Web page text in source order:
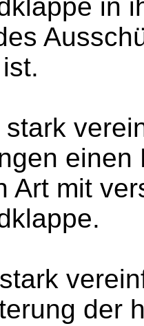
in
Art mit
der